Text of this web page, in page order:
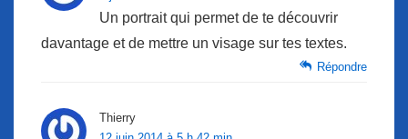
Un portrait qui permet de te découvrir
davantage et de mettre un visage sur tes textes.
Répondre
Thierry